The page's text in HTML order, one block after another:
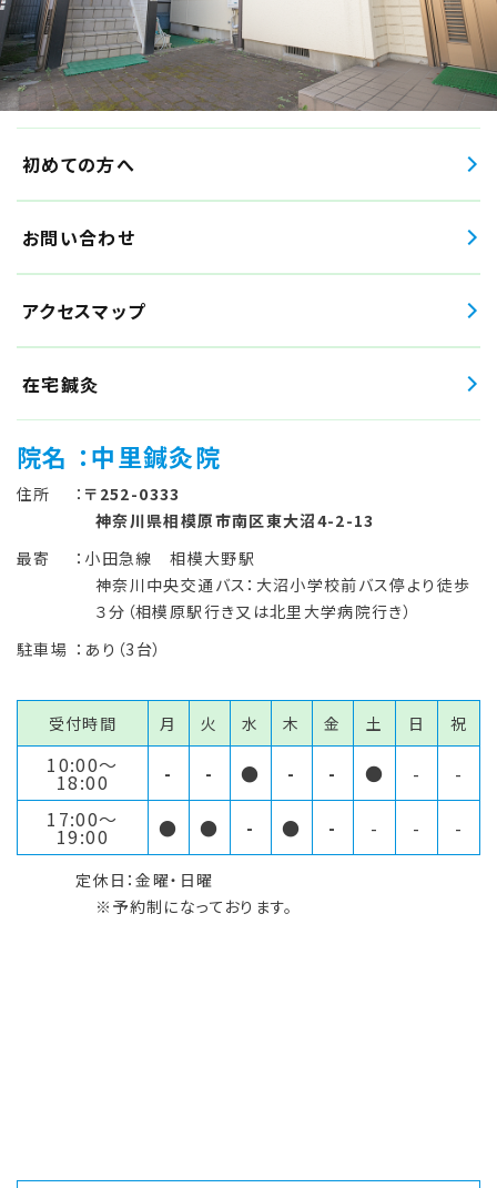
初めての方へ
お問い合わせ
アクセスマップ
在宅鍼灸
院名 ：中里鍼灸院
住所 ： 〒252-0333
神奈川県相模原市南区東大沼4-2-13
最寄
：小田急線 相模大野駅
神奈川中央交通バス：大沼小学校前バス停より徒歩
３分（相模原駅行き又は北里大学病院行き）
駐車場 ：あり（3台）
受付時間 月 火 水 木 金 土 日 祝
10:00〜
18:00 - - ● - - ● -
-
17:00〜
19:00 ● ● - ● - - - -
定休日：金曜・日曜
※予約制になっております。